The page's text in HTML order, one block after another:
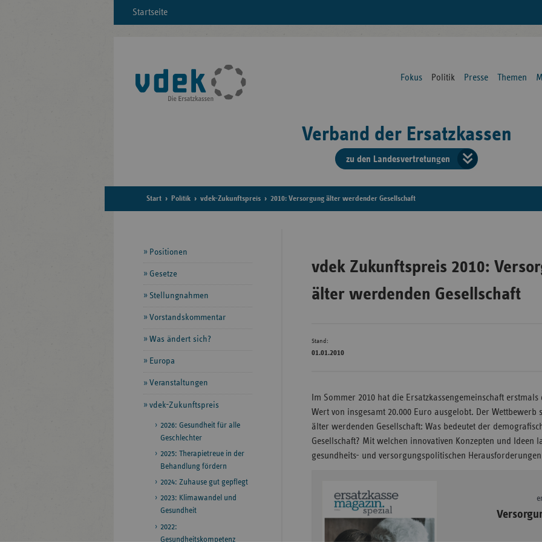
Startseite
Fokus Politik Presse Themen
Verband der Ersatzkassen
zu den Landesvertretungen
der
Hessen
Start Politik vdek-Zukunftspreis 2010: Versorgung älter werdender Gesellschaft
vdek Zukunftspreis 2010:
älter werdenden Gesellschaft
Stand:
01.01.2010
Im Sommer 2010 hat die Ersatzkassengemeinschaft
Wert von insgesamt 20.000 Euro ausgelobt. Der Wettbewerb
älter werdenden Gesellschaft: Was bedeutet der
Gesellschaft? Mit welchen innovativen Konzepten und Ideen
gesundheits- und versorgungspolitischen
Seitennavigation
Positionen
Gesetze
Stellungnahmen
Vorstandskommentar
Was ändert sich?
Europa
Veranstaltungen
vdek-Zukunftspreis
2026: Gesundheit für alle
Geschlechter
2025: Therapietreue in der
Behandlung fördern
2024: Zuhause gut gepflegt
2023: Klimawandel und
Gesundheit
2022:
Gesundheitskompetenz